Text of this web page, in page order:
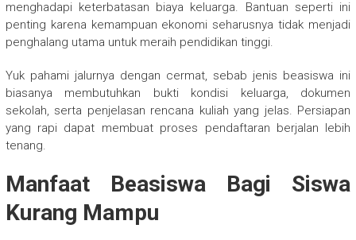
menghadapi keterbatasan biaya keluarga. Bantuan seperti ini
penting karena kemampuan ekonomi seharusnya tidak menjadi
penghalang utama untuk meraih pendidikan tinggi.
Yuk pahami jalurnya dengan cermat, sebab jenis beasiswa ini
biasanya membutuhkan bukti kondisi keluarga, dokumen
sekolah, serta penjelasan rencana kuliah yang jelas. Persiapan
yang rapi dapat membuat proses pendaftaran berjalan lebih
tenang.
Manfaat Beasiswa Bagi Siswa
Kurang Mampu